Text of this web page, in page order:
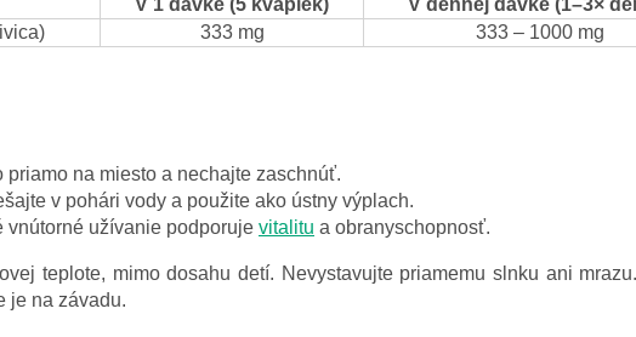
333 mg 333 – 1000 mg
na miesto a nechajte zaschnúť.
v pohári vody a použite ako ústny výplach.
vnútorné užívanie podporuje vitalitu a obranyschopnosť.
teplote, mimo dosahu detí. Nevystavujte priamemu slnku ani
je na závadu.